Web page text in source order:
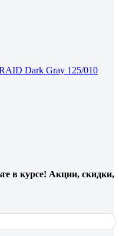
Dark Gray 125/010
х8 BRAID Fluo Green
в курсе! Акции, скидки,